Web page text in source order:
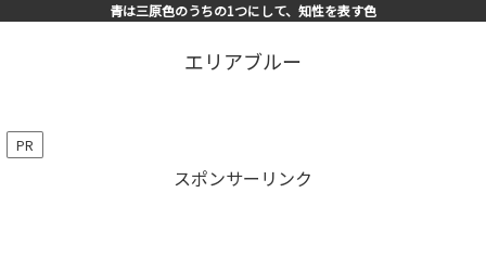
青は三原色のうちの1つにして、知性を表す色
エリアブルー
PR
スポンサーリンク